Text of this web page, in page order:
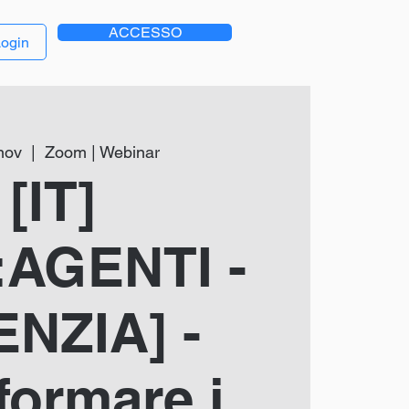
ACCESSO
  |
Zoom | Webinar
[IT]
-
-